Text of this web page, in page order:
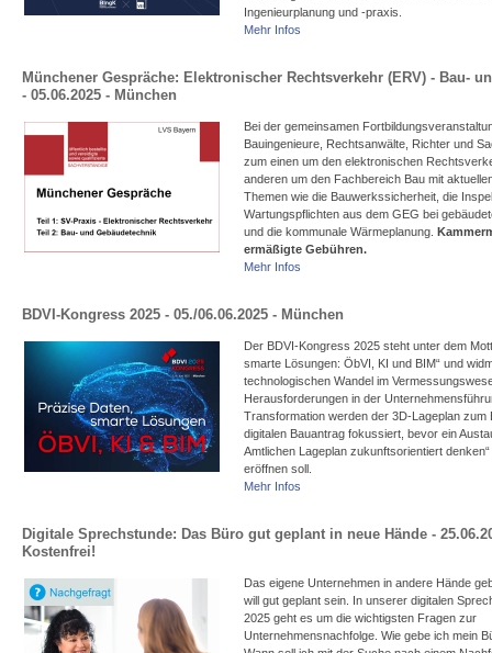
Ingenieurplanung und -praxis.
Mehr Infos
Münchener Gespräche: Elektronischer Rechtsverkehr (ERV) - Bau-
- 05.06.2025 - München
Bei der gemeinsamen
Bauingenieure, Rechtsanwälte, Richter und
zum einen um den elektronischen
anderen um den Fachbereich Bau mit
Themen wie die Bauwerkssicherheit, die
Wartungspflichten aus dem GEG bei
und die kommunale Wärmeplanung.
ermäßigte Gebühren.
Mehr Infos
BDVI-Kongress 2025 - 05./06.06.2025 - München
Der BDVI-Kongress 2025 steht unter dem
smarte Lösungen: ÖbVI, KI und BIM“ und
technologischen Wandel im
Herausforderungen in der
Transformation werden der 3D-Lageplan zum
digitalen Bauantrag fokussiert, bevor ein
Amtlichen Lageplan zukunftsorientiert
eröffnen soll.
Mehr Infos
Digitale Sprechstunde: Das Büro gut geplant in neue Hände -
Kostenfrei!
Das eigene Unternehmen in andere Hände
will gut geplant sein. In unserer digitalen
2025 geht es um die wichtigsten Fragen zur
Unternehmensnachfolge. Wie gebe ich mein